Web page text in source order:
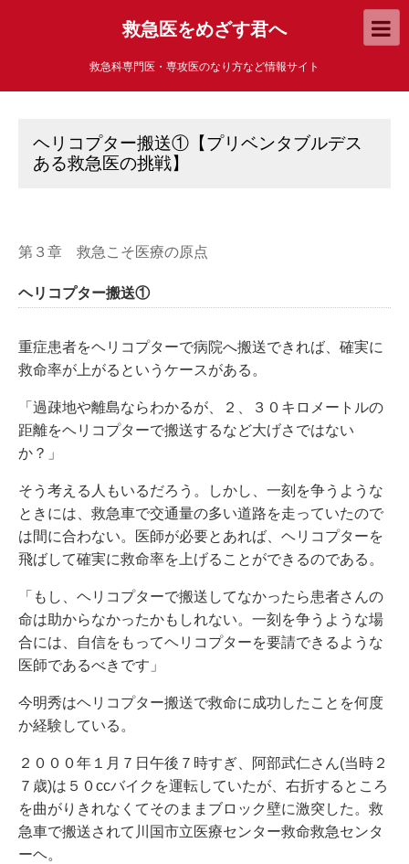
救急医をめざす君へ
救急科専門医・専攻医のなり方など情報サイト
ヘリコプター搬送①【プリベンタブルデス
ある救急医の挑戦】
第３章 救急こそ医療の原点
ヘリコプター搬送①
重症患者をヘリコプターで病院へ搬送できれば、確実に
救命率が上がるというケースがある。
「過疎地や離島ならわかるが、２、３０キロメートルの
距離をヘリコプターで搬送するなど大げさではない
か？」
そう考える人もいるだろう。しかし、一刻を争うような
ときには、救急車で交通量の多い道路を走っていたので
は間に合わない。医師が必要とあれば、ヘリコプターを
飛ばして確実に救命率を上げることができるのである。
「もし、ヘリコプターで搬送してなかったら患者さんの
命は助からなかったかもしれない。一刻を争うような場
合には、自信をもってヘリコプターを要請できるような
医師であるべきです」
今明秀はヘリコプター搬送で救命に成功したことを何度
か経験している。
２０００年１月７日午後７時すぎ、阿部武仁さん(当時２
７歳)は５０ccバイクを運転していたが、右折するところ
を曲がりきれなくてそのままブロック壁に激突した。救
急車で搬送されて川国市立医療センター救命救急センタ
ーヘ。